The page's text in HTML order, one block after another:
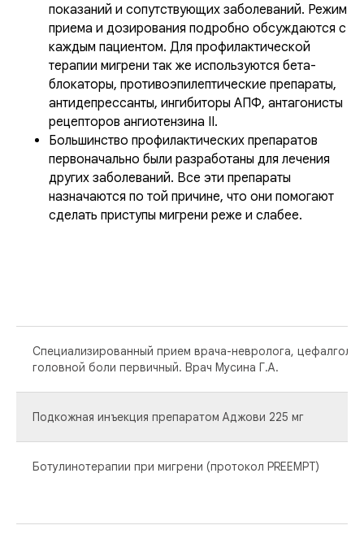
показаний и сопутствующих заболеваний. Режим
приема и дозирования подробно обсуждаются с
каждым пациентом. Для профилактической
терапии мигрени так же используются бета-
блокаторы, противоэпилептические препараты,
антидепрессанты, ингибиторы АПФ, антагонисты
рецепторов ангиотензина II.
Большинство профилактических препаратов
первоначально были разработаны для лечения
других заболеваний. Все эти препараты
назначаются по той причине, что они помогают
сделать приступы мигрени реже и слабее.
Специализированный прием врача-невролога,
головной боли первичный. Врач Мусина Г.А.
Подкожная инъекция препаратом Аджови 225 мг
Ботулинотерапии при мигрени (протокол PREEMPT)